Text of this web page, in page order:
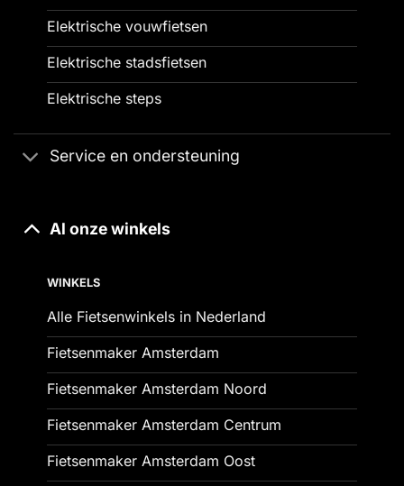
Elektrische vouwfietsen
Elektrische stadsfietsen
Elektrische steps
Service en ondersteuning
Al onze winkels
WINKELS
Alle Fietsenwinkels in Nederland
Fietsenmaker Amsterdam
Fietsenmaker Amsterdam Noord
Fietsenmaker Amsterdam Centrum
Fietsenmaker Amsterdam Oost